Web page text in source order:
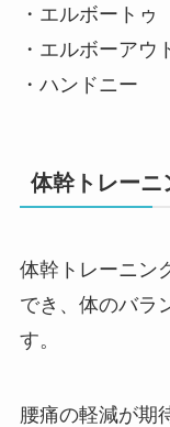
・エルボートゥ
・エルボーアウ
・ハンドニー
体幹トレーニ
体幹トレーニン
でき、体のバラ
す。
腰痛の軽減が期